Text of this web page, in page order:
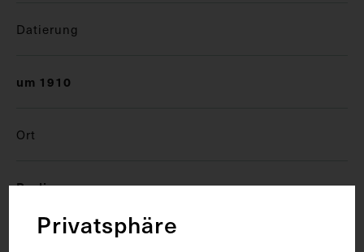
Datierung
um 1910
Ort
Berlin
Privatsphäre